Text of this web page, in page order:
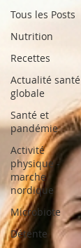
Tous les Posts
Nutrition
Recettes
Actualité santé
globale
Santé et
pandémie
Activité
physique -
marche
nordique
Microbiote
Détente